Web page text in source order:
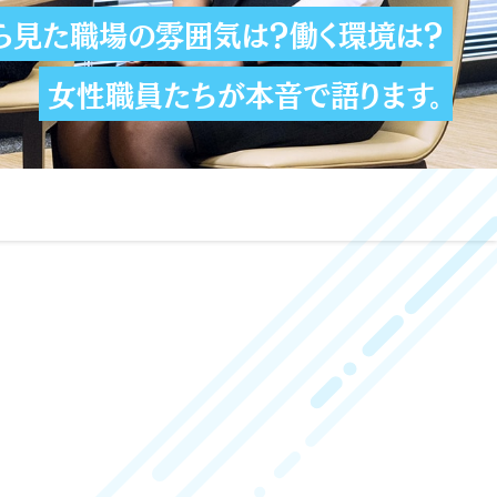
見た職場の雰囲気は？働く環境は？
女性職員たちが本音で語ります。